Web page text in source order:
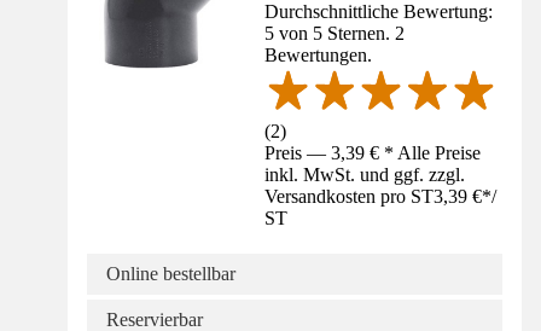
Durchschnittliche Bewertung:
5 von 5 Sternen. 2
Bewertungen.
(2)
Preis — 3,39 € * Alle Preise
inkl. MwSt. und ggf. zzgl.
Versandkosten pro ST3,39 €*/
ST
Online bestellbar
Reservierbar